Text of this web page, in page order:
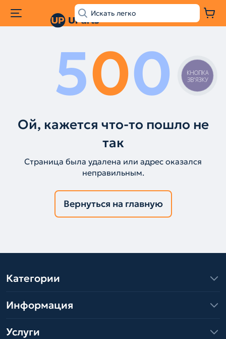
500
Ой, кажется что-то пошло не
так
Страница была удалена или адрес оказался
неправильным.
Вернуться на главную
Категории
Информация
Услуги
КНОПКА
ЗВ'ЯЗКУ